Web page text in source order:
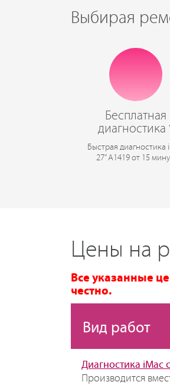
Выбирая
Бесплатная
диагностика
Быстрая диагностика
27” A1419 от 15
Цены на
Все указанные
честно.
Вид работ
Диагностика iMac
Производится